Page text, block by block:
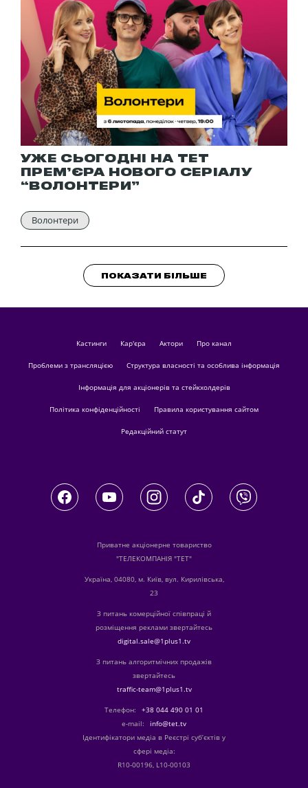
УЖЕ СЬОГОДНІ НА ТЕТ
ПРЕМ’ЄРА НОВОГО СЕРІАЛУ
“ВОЛОНТЕРИ”
Волонтери
ПОКАЗАТИ БІЛЬШЕ
кастинги Кар'єра актори Про канал
Проблеми з трансляцією Структура власності та особлива інформація
Інформація для акціонерів та стейкхолдерів
Політика конфіденційності Правила користування сайтом
Редакційний статут
Приватне акціонерне товариство
"ТЕЛЕКОМПАНІЯ "ТЕТ"
Україна, 04080, м. Київ, вул. Кирилівська,
23
З питань комерційної співпраці й
розміщення реклами звертайтесь
digital.sale@1plus1.tv
З питань алгоритмічних продажів
звертайтесь
traffic-team@1plus1.tv
Телефон:
+38 044 490 01 01
е-mail:
info@tet.tv
Ідентифікатори медіа в Реєстрі суб’єктів у
сфері медіа:
R10-00196, L10-00103